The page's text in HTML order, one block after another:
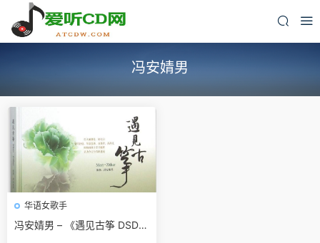
冯安婧男
华语女歌手
冯安婧男 – 《遇见古筝 DSD》